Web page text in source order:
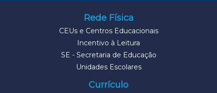
Rede Física
CEUs e Centros Educacionais
Incentivo à Leitura
SE - Secretaria de Educação
Unidades Escolares
Currículo